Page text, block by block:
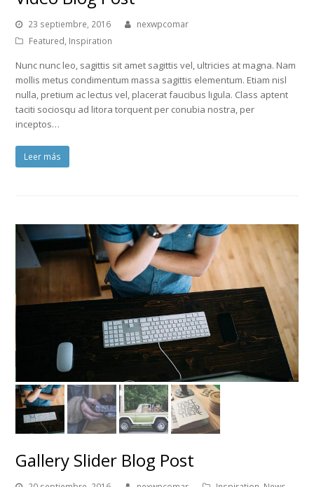
23 septiembre, 2016
nexwpcomar
Featured, Inspiration
Nunc nunc leo, sagittis sit amet sagittis vel, ultricies at magna. Nam
mollis metus condimentum massa sagittis elementum. Etiam nisl
nulla, pretium ac lectus vel, placerat faucibus ligula. Class aptent
taciti sociosqu ad litora torquent per conubia nostra, per
inceptos…
Leer más
Gallery Slider Blog Post